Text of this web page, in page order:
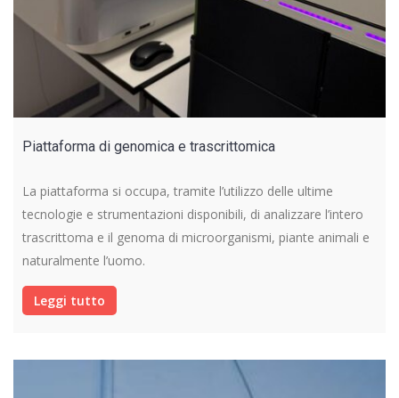
Piattaforma di genomica e trascrittomica
La piattaforma si occupa, tramite l’utilizzo delle ultime
tecnologie e strumentazioni disponibili, di analizzare l’intero
trascrittoma e il genoma di microorganismi, piante animali e
naturalmente l’uomo.
Leggi tutto